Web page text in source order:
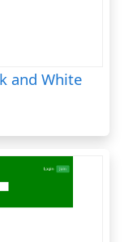
and White